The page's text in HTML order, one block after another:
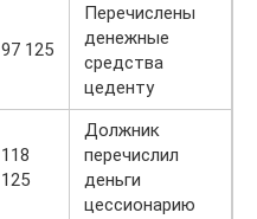
97 125
Перечислены
денежные
средства
цеденту
118
125
Должник
перечислил
деньги
цессионарию